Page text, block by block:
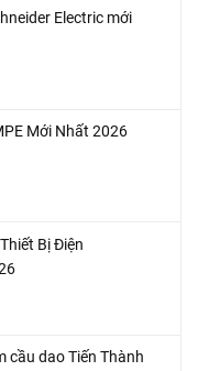
Electric mới
Mới Nhất 2026
Bị Điện
cầu dao Tiến Thành